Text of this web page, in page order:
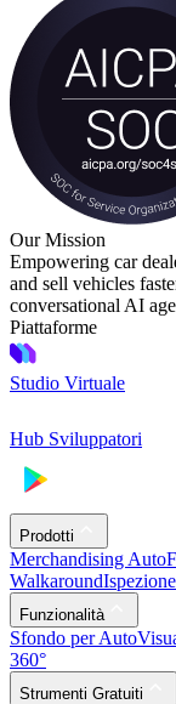
Our Mission
Empowering car
and sell vehicles
conversational AI
Piattaforme
Studio Virtuale
Hub Sviluppatori
Prodotti
Merchandising Auto
Walkaround
Funzionalità
Sfondo per Auto
360°
Strumenti Gratuiti